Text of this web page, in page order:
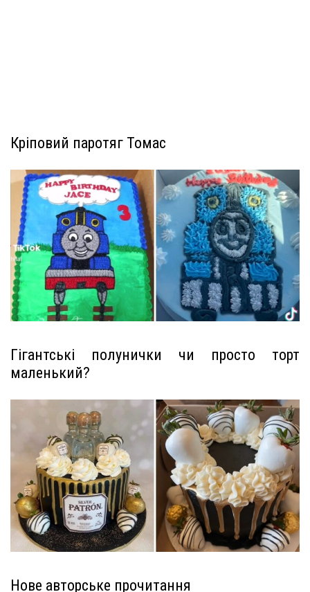
Кріповий паротяг Томас
Гігантські полунички чи просто торт
маленький?
Нове авторське прочитання